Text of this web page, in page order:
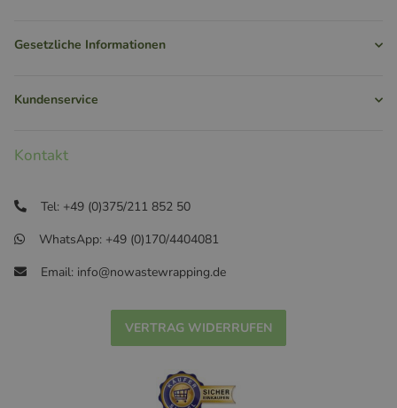
Gesetzliche Informationen
Kundenservice
Kontakt
Tel: +49 (0)375/211 852 50
WhatsApp: +49 (0)170/4404081
Email: info@nowastewrapping.de
VERTRAG WIDERRUFEN